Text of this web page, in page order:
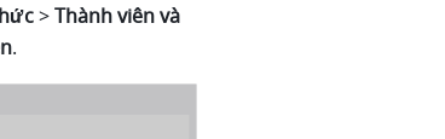
> Thành viên và
.